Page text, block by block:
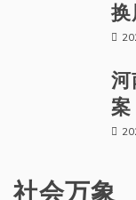
换
河
案
社会万象